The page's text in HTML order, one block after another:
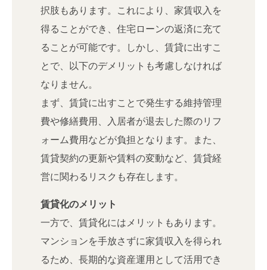
択肢もあります。これにより、家賃収入を
得ることができ、住宅ローンの返済に充て
ることが可能です。しかし、賃貸に出すこ
とで、以下のデメリットも考慮しなければ
なりません。
まず、賃貸に出すことで発生する維持管理
費や修繕費用、入居者が退去した際のリフ
ォーム費用などが負担となります。また、
賃貸契約の更新や賃料の変動など、賃貸経
営に関わるリスクも存在します。
賃貸化のメリット
一方で、賃貸化にはメリットもあります。
マンションを手放さずに家賃収入を得られ
るため、長期的な資産運用として活用でき